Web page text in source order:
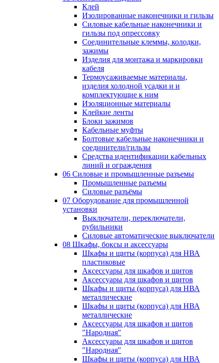
Клей
Изолированные наконечники и гильзы
Силовые кабельные наконечники и
гильзы под опрессовку
Соединительные клеммы, колодки,
зажимы
Изделия для монтажа и маркировки
кабеля
Термоусаживаемые материалы,
изделия холодной усадки и и
комплектующие к ним
Изоляционные материалы
Клейкие ленты
Блоки зажимов
Кабельные муфты
Болтовые кабельные наконечники и
соединители/гильзы
Средства идентификации кабельных
линий и ограждения
06 Силовые и промышленные разъемы
Промышленные разъемы
Силовые разъёмы
07 Оборудование для промышленной
установки
Выключатели, переключатели,
рубильники
Силовые автоматические выключатели
08 Шкафы, боксы и аксессуары
Шкафы и щиты (корпуса) для НВА
пластиковые
Аксессуары для шкафов и щитов
Аксессуары для шкафов и щитов
Шкафы и щиты (корпуса) для НВА
металлические
Шкафы и щиты (корпуса) для НВА
металлические
Аксессуары для шкафов и щитов
"Народная"
Аксессуары для шкафов и щитов
"Народная"
Шкафы и щиты (корпуса) для НВА